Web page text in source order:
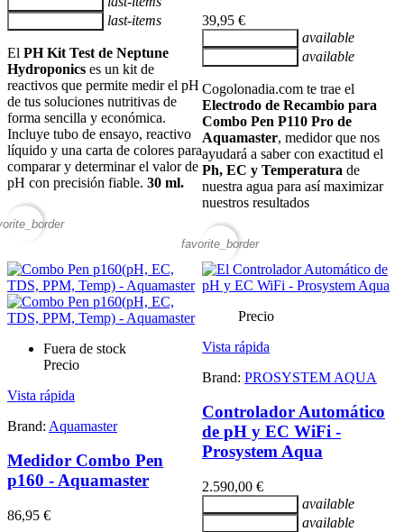
last-items
El PH Kit Test de Neptune
Hydroponics es un kit de
reactivos que permite medir el pH
de tus soluciones nutritivas de
forma sencilla y económica.
Incluye tubo de ensayo, reactivo
líquido y una carta de colores para
comparar y determinar el valor de
pH con precisión fiable. 30 ml.
39,95 €
available
available
Cogolonadia.com te trae el
Electrodo de Recambio para
Combo Pen P110 Pro de
Aquamaster, medidor que nos
ayudará a saber con exactitud el
Ph, EC y Temperatura de
nuestra agua para así maximizar
nuestros resultados
favorite_border
Fuera de stock
Precio
Vista rápida
Brand: Aquamaster
Medidor Combo Pen
p160 - Aquamaster
86,95 €
Precio
Vista rápida
Brand: PROSYSTEM AQUA
Controlador Automático
de pH y EC WiFi -
Prosystem Aqua
2.590,00 €
available
available